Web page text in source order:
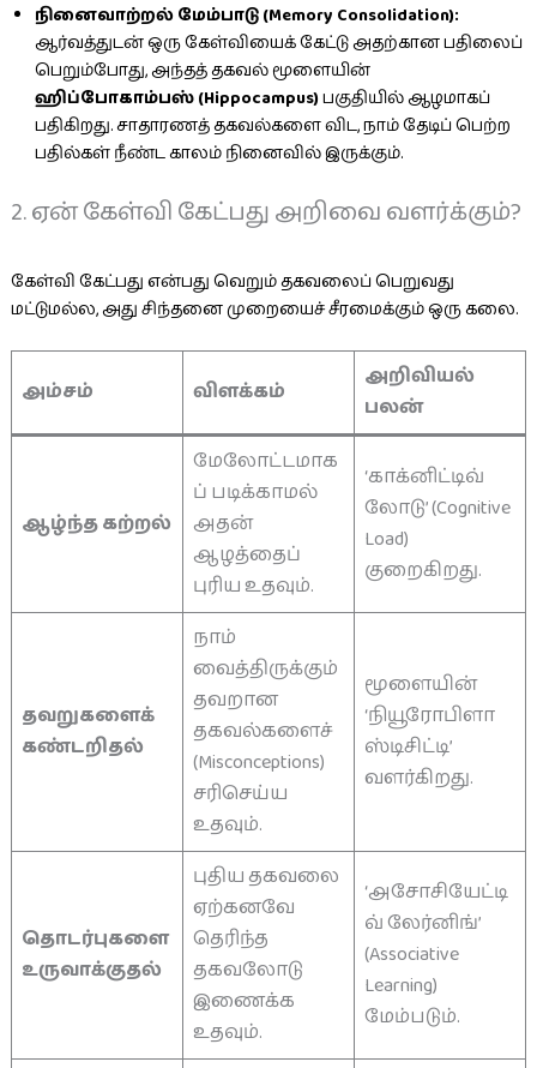
நினைவாற்றல் மேம்பாடு (Memory Consolidation):
ஆர்வத்துடன் ஒரு கேள்வியைக் கேட்டு அதற்கான பதிலைப்
பெறும்போது, அந்தத் தகவல் மூளையின்
ஹிப்போகாம்பஸ் (Hippocampus)பகுதியில் ஆழமாகப்
பதிகிறது. சாதாரணத் தகவல்களை விட, நாம் தேடிப் பெற்ற
பதில்கள் நீண்ட காலம் நினைவில் இருக்கும்.
2. ஏன் கேள்வி கேட்பது அறிவை வளர்க்கும்?
கேள்வி கேட்பது என்பது வெறும் தகவலைப் பெறுவது
மட்டுமல்ல, அது சிந்தனை முறையைச் சீரமைக்கும் ஒரு கலை.
அம்சம் விளக்கம்
அறிவியல்
பலன்
ஆழ்ந்த கற்றல்
மேலோட்டமாக
ப் படிக்காமல்
அதன்
ஆழத்தைப்
புரிய உதவும்.
‘காக்னிட்டிவ்
லோடு’ (Cognitive
Load)
குறைகிறது.
தவறுகளைக்
கண்டறிதல்
நாம்
வைத்திருக்கும்
தவறான
தகவல்களைச்
(Misconceptions)
சரிசெய்ய
உதவும்.
மூளையின்
‘நியூரோபிளா
ஸ்டிசிட்டி’
வளர்கிறது.
தொடர்புகளை
உருவாக்குதல்
புதிய தகவலை
ஏற்கனவே
தெரிந்த
தகவலோடு
இணைக்க
உதவும்.
‘அசோசியேட்டி
வ் லேர்னிங்’
(Associative
Learning)
மேம்படும்.